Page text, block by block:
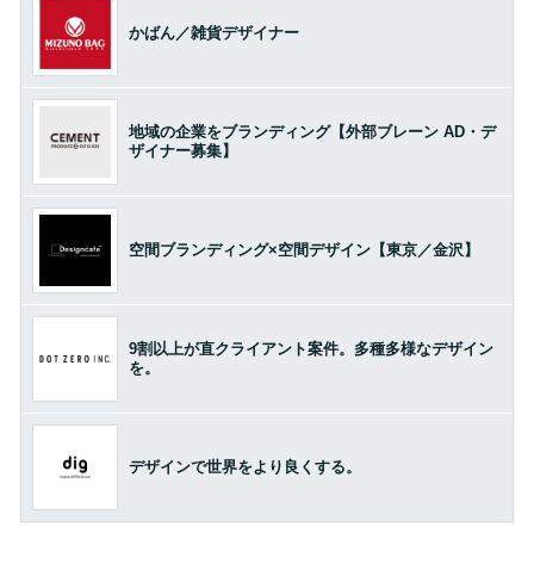
かばん／雑貨デザイナー
地域の企業をブランディング【外部ブレーン AD・デ
ザイナー募集】
空間ブランディング×空間デザイン【東京／金沢】
9割以上が直クライアント案件。多種多様なデザイン
を。
デザインで世界をより良くする。